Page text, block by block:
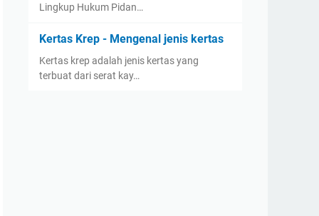
Lingkup Hukum Pidan…
Kertas Krep - Mengenal jenis kertas
Kertas krep adalah jenis kertas yang
terbuat dari serat kay…